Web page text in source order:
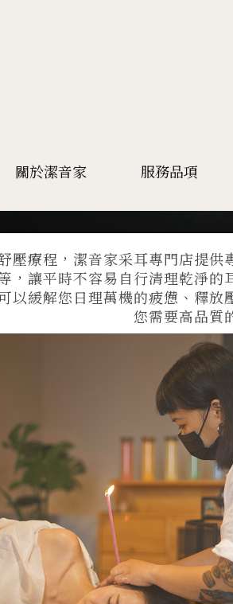
關於潔音家 服務品項
壓療程，潔音家采耳專門店提
，讓平時不容易自行清理乾淨
以緩解您日理萬機的疲憊、釋
您需要高品質